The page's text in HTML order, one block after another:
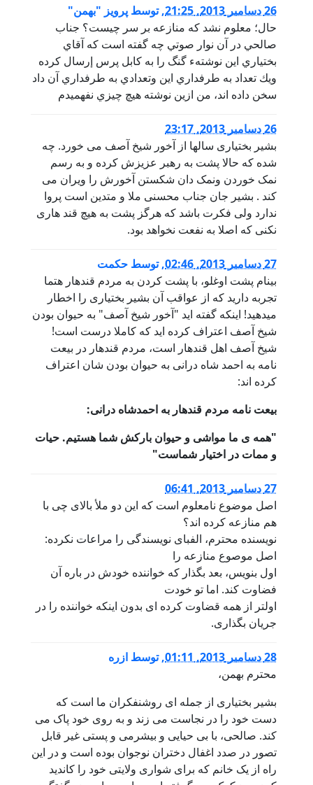
, توسطپرویز "بهمن"
حال؛ معلوم نشد كه منازعه بر سر چيست؟ جناب
صالحي در آن نوار صوتي چه گفته است كه آقاي
بختياري اين نوشتهء گنگ را به كابل پرس إرسال كرده
ويك تعداد به طرفداري اين وتعدادي به طرفداري آن داد
سخن داده اند، من ازين نوشته هيچ چيزي نفهميدم
بشیر بختیاری سالها از آخور شیخ آصف می خورد. چه
شده که حالا پشت به رهبر عزیزش کرده و به رسم
نمک خوردن ونمک دان شکستن آخورش را ویران می
کند . بشیر جان جناب محسنی ملا و متدین است پروا
ندارد ولی فکرت باشد که هرگز پشت به هیچ قند هاری
نکنی که اصلا به نفعت نخواهد بود.
, توسطحکمت
بینام پشت اوغلو، با پشت کردن به مردم قندهار هتما
تجربه دارید که از عواقب آن بشیر بختیاری را اخطار
میدهید! اینکه گفته اید "آخور شیخ آصف" به حیوان بودن
شیخ آصف اعتراف کرده اید که کاملا درست است!
شیخ آصف اهل قندهار است، مردم قندهار در بیعت
نامه به احمد شاه درانی به حیوان بودن شان اعتراف
کرده اند:
بیعت نامه مردم قندهار به احمدشاه درانی:
"همه ی ما مواشی و حیوان بارکش شما هستیم. حیات
و ممات در اختیار شماست"
اصل موضوع نامعلوم است که این دو ملأ بالای چی با
هم منازعه کرده اند؟
نویسنده محترم، الفبای نویسندگی را مراعات نکرده:
اصل موصوع منازعه را
اول بنویس، بعد بگذار که خواننده خودش در باره آن
فضاوت کند. اما تو خودت
اولتر از همه قضاوت کرده ای بدون اینکه خواننده را در
جریان بگذاری.
, توسطازره
محترم بهمن،
بشیر بختیاری از جمله ای روشنفکران ما است که
دست خود را در نجاست می زند و به روی خود پاک می
کند. صالحی، با بی حیایی و بیشرمی و پستی غیر قابل
تصور در صدد اغفال دختران نوجوان بوده است و در این
راه از یک خانم که برای شواری ولایتی خود را کاندید